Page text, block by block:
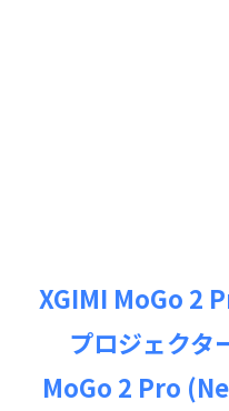
XGIMI MoGo 2
プロジェクタ
MoGo 2 Pro